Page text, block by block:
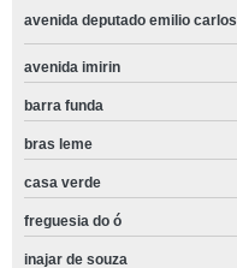
avenida deputado emilio carlos
avenida imirin
barra funda
bras leme
casa verde
freguesia do ó
inajar de souza